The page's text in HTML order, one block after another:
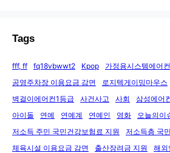
Tags
fff, ff fq18vbwwt2 Kpop 가정용시스템에어컨
공영주차장 이용요금 감면
로지텍게이밍마우스
벽걸이에어컨1등급
사건사고 사회 삼성에어
아이돌
연예 연예계 연예인 영화 오늘의이
저소득 주민 국민건강보험료 지원
저소득층 국
체육시설 이용요금 감면
출산장려금 지원 해외